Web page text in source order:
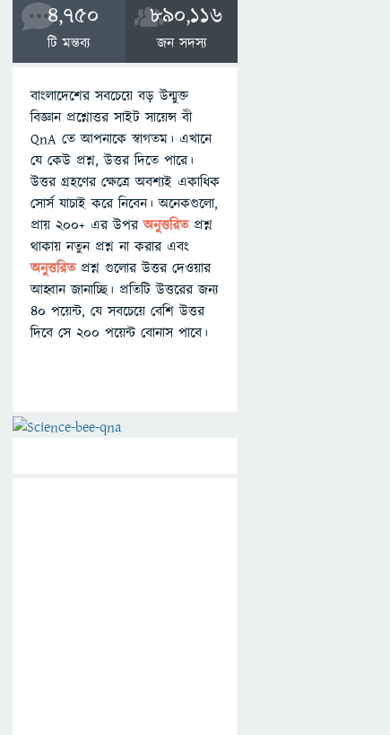
4,750
টি মন্তব্য
890,116
জন সদস্য
বাংলাদেশের সবচেয়ে বড় উন্মুক্ত
বিজ্ঞান প্রশ্নোত্তর সাইট সায়েন্স বী
QnA তে আপনাকে স্বাগতম। এখানে
যে কেউ প্রশ্ন, উত্তর দিতে পারে।
উত্তর গ্রহণের ক্ষেত্রে অবশ্যই একাধিক
সোর্স যাচাই করে নিবেন। অনেকগুলো,
প্রায় ২০০+ এর উপরঅনুত্তরিতপ্রশ্ন
থাকায় নতুন প্রশ্ন না করার এবং
অনুত্তরিত প্রশ্ন গুলোর উত্তর দেওয়ার
আহ্বান জানাচ্ছি। প্রতিটি উত্তরের জন্য
৪০ পয়েন্ট, যে সবচেয়ে বেশি উত্তর
দিবে সে ২০০ পয়েন্ট বোনাস পাবে।